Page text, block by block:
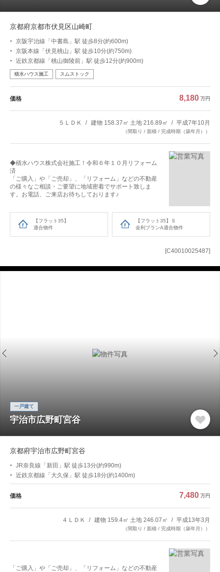
【フラット35】
適合物件
【フラット35】Ｓ
金利プランA適合物件
[C40010025487]
京都府京都市伏見区山崎町
京阪宇治線「中書島」駅 徒歩8分(約600m)
京阪本線「伏見桃山」駅 徒歩10分(約750m)
近鉄京都線「桃山御陵前」駅 徒歩12分(約900m)
積水ハウス施工 スムストック
価格 8,180 万円
５ＬＤＫ 建物 158.37㎡ 土地 216.89㎡ 平成7年10月
（間取り / 面積 / 完成時期（築年月））
◆積水ハウス株式会社施工！令和６年１０月リフォーム
済
「ご購入」や「ご売却」、「リフォーム」などの不動産
の様々なご相談・ご要望に地域密着でサポート致しま
す。お電話、ご来店お待ちしております♪
一戸建て
宇治市広野町宮谷
京都府宇治市広野町宮谷
JR奈良線「新田」駅 徒歩13分(約990m)
近鉄京都線「大久保」駅 徒歩18分(約1400m)
価格 7,480 万円
４ＬＤＫ 建物 159.4㎡ 土地 246.07㎡ 平成13年3月
（間取り / 面積 / 完成時期（築年月））
「ご購入」や「ご売却」、「リフォーム」などの不動産